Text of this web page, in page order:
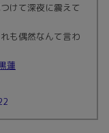
けて深夜に震えて
も偶然なんて言わ
蓮